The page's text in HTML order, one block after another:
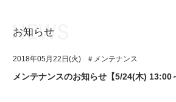
お知らせ
2018年05月22日(火) ＃メンテナンス
メンテナンスのお知らせ【5/24(木) 13:00